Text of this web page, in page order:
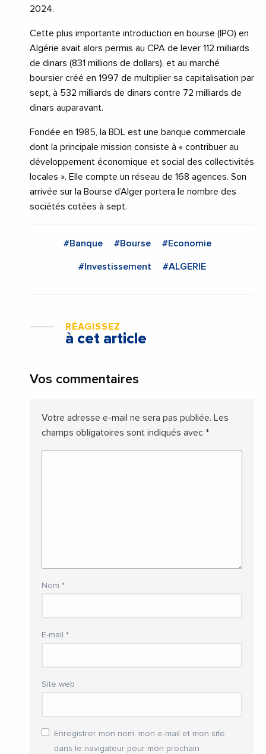
2024.
Cette plus importante introduction en bourse (IPO) en
Algérie avait alors permis au CPA de lever 112 milliards
de dinars (831 millions de dollars), et au marché
boursier créé en 1997 de multiplier sa capitalisation par
sept, à 532 milliards de dinars contre 72 milliards de
dinars auparavant.
Fondée en 1985, la BDL est une banque commerciale
dont la principale mission consiste à « contribuer au
développement économique et social des collectivités
locales ». Elle compte un réseau de 168 agences. Son
arrivée sur la Bourse d’Alger portera le nombre des
sociétés cotées à sept.
#Banque #Bourse #Economie
#Investissement #ALGERIE
RÉAGISSEZ
à cet article
Vos commentaires
Votre adresse e-mail ne sera pas publiée. Les
champs obligatoires sont indiqués avec *
Nom *
E-mail *
Site web
Enregistrer mon nom, mon e-mail et mon site
dans le navigateur pour mon prochain